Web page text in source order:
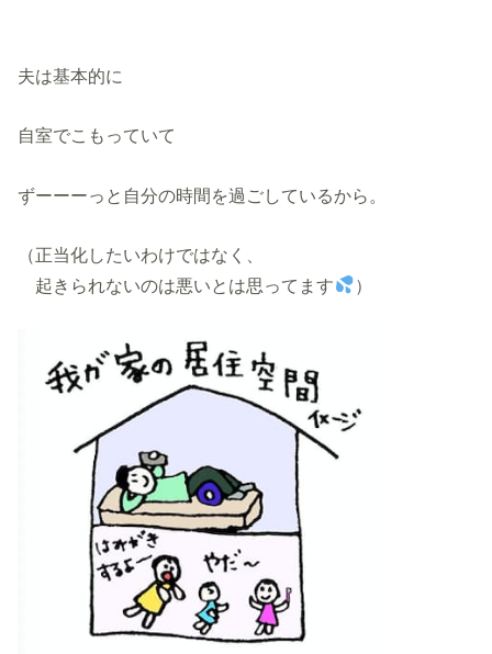
夫は基本的に
自室でこもっていて
ずーーーっと自分の時間を過ごしているから。
（正当化したいわけではなく、
起きられないのは悪いとは思ってます
）